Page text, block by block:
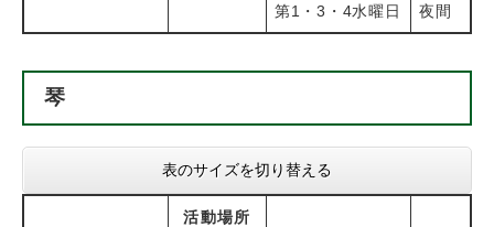
第1・3・4水曜日 夜間
琴
表のサイズを切り替える
活動場所